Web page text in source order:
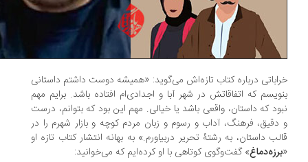
درباره کتاب تازه‌اش می‌گوید: «همیشه دوست داشتم داستانی
که اتفاقاتش در شهر آبا و اجدادی‌ام افتاده باشد. برایم مهم
که داستان، واقعی باشد یا خیالی. مهم این بود که بتوانم، درست
فرهنگ، آداب و رسوم و زبان مردم کوچه و بازار شهرم را در
داستان، به رشتۀ تحریر دربیاورم.» به بهانه انتشار کتاب تازه او
» گفت‌وگوی کوتاهی با او کرده‌ایم که می‌خوانید: